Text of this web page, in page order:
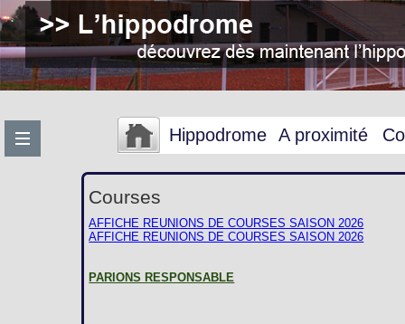
Hippodrome A proximité
Courses
AFFICHE REUNIONS DE COURSES SAISON 2026
AFFICHE REUNIONS DE COURSES SAISON 2026
PARIONS RESPONSABLE